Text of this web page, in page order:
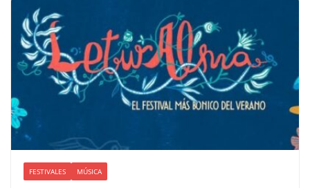
FESTIVALES MÚSICA